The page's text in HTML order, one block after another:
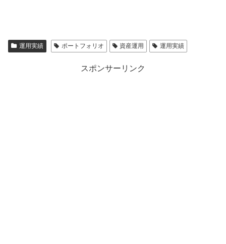
運用実績 ポートフォリオ 資産運用 運用実績
スポンサーリンク